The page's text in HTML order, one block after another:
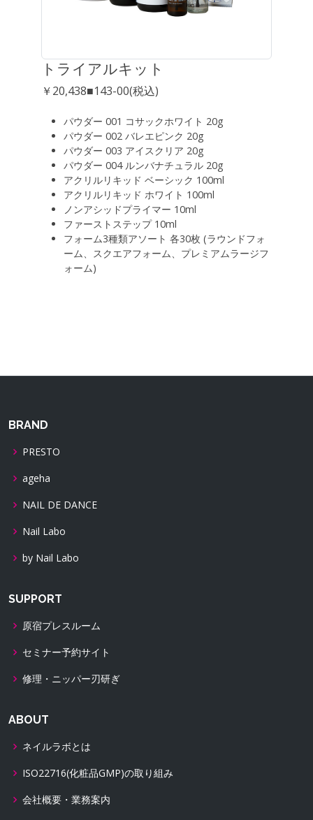
トライアルキット
￥20,438■143-00(税込)
パウダー 001 コサックホワイト 20g
パウダー 002 バレエピンク 20g
パウダー 003 アイスクリア 20g
パウダー 004 ルンバナチュラル 20g
アクリルリキッド ベーシック 100ml
アクリルリキッド ホワイト 100ml
ノンアシッドプライマー 10ml
ファーストステップ 10ml
フォーム3種類アソート 各30枚 (ラウンドフォ
ーム、スクエアフォーム、プレミアムラージフ
ォーム)
BRAND
PRESTO
ageha
NAIL DE DANCE
Nail Labo
by Nail Labo
SUPPORT
原宿プレスルーム
セミナー予約サイト
修理・ニッパー刃研ぎ
ABOUT
ネイルラボとは
ISO22716(化粧品GMP)の取り組み
会社概要・業務案内